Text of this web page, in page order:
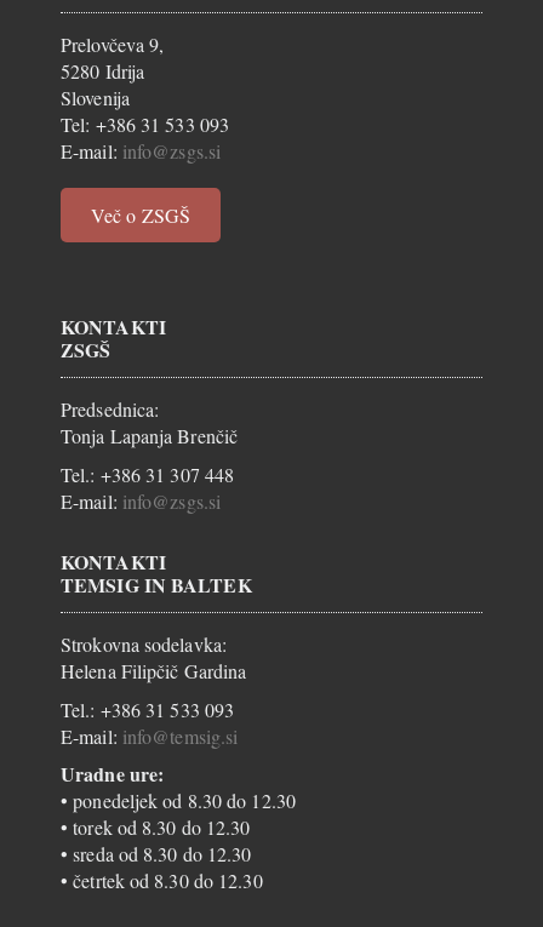
Prelovčeva 9,
5280 Idrija
Slovenija
Tel: +386 31 533 093
E-mail: info@zsgs.si
Več o ZSGŠ
KONTAKTI
ZSGŠ
Predsednica:
Tonja Lapanja Brenčič
Tel.: +386 31 307 448
E-mail: info@zsgs.si
KONTAKTI
TEMSIG IN BALTEK
Strokovna sodelavka:
Helena Filipčič Gardina
Tel.: +386 31 533 093
E-mail: info@temsig.si
Uradne ure:
• ponedeljek od 8.30 do 12.30
• torek od 8.30 do 12.30
• sreda od 8.30 do 12.30
• četrtek od 8.30 do 12.30